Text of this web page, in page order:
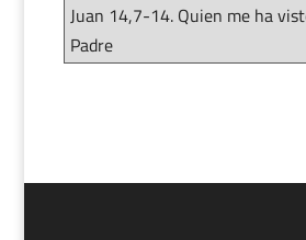
Juan 14,7-14. Quien me ha
Padre